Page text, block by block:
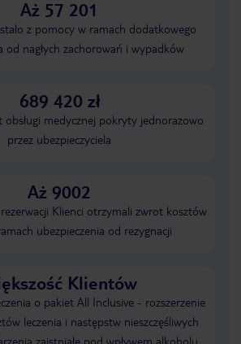
Aż 57 201
z pomocy w ramach dodatkowego
od nagłych zachorowań i wypadków
689 420 zł
obsługi medycznej pokryty jednorazowo
przez ubezpieczyciela
Aż 9002
Klienci otrzymali zwrot kosztów
ubezpieczenia od rezygnacji
Klientów
o pakiet All Inclusive - rozszerzenie
leczenia i następstw nieszczęśliwych
zaistniałe pod wpływem alkoholu